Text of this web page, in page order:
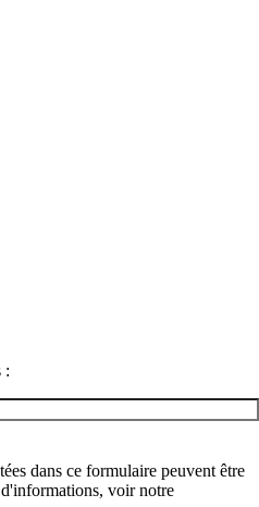
:
dans ce formulaire peuvent être
voir notre